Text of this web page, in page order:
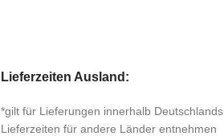
Lieferzeiten Ausland:
*gilt für Lieferungen innerhalb Deutschlands,
Lieferzeiten für andere Länder entnehmen